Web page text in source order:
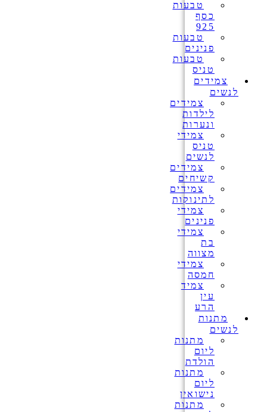
טבעות
כסף
925
טבעות
פנינים
טבעות
טניס
צמידים
לנשים
צמידים
לילדות
ונערות
צמידי
טניס
לנשים
צמידים
קשיחים
צמידים
לתינוקות
צמידי
פנינים
צמידי
בת
מצווה
צמידי
חמסה
צמיד
עין
הרע
מתנות
לנשים
מתנות
ליום
הולדת
מתנות
ליום
נישואין
מתנות